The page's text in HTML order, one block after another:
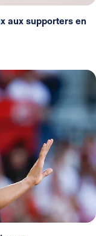
aux supporters en